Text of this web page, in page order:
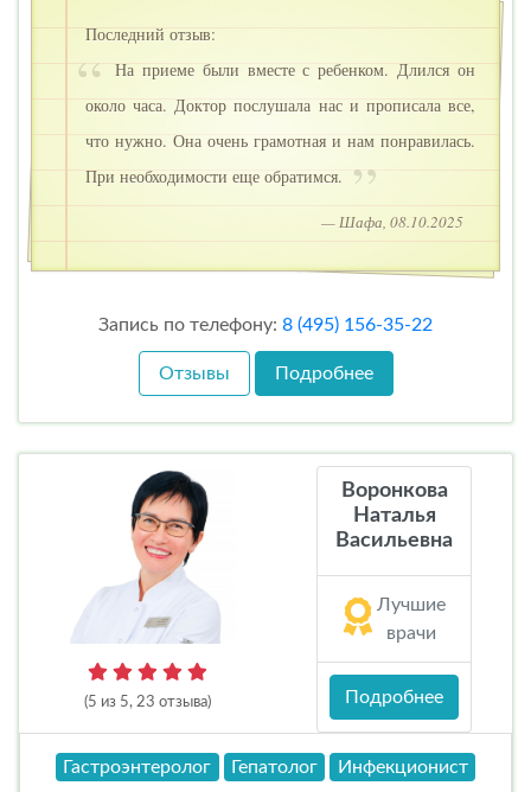
Последний отзыв:
На приеме были вместе с ребенком. Длился он
около часа. Доктор послушала нас и прописала все,
что нужно. Она очень грамотная и нам понравилась.
При необходимости еще обратимся.
— Шафа, 08.10.2025
Запись по телефону: 8 (495) 156-35-22
Отзывы Подробнее
(5 из 5, 23 отзыва)
Воронкова
Наталья
Васильевна
Лучшие
врачи
Подробнее
Гастроэнтеролог Гепатолог Инфекционист